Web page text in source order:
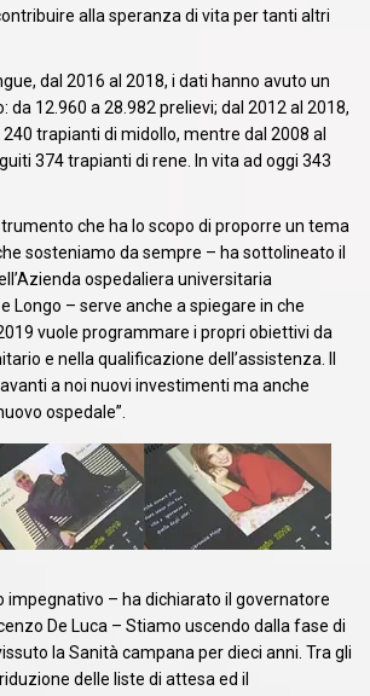
alla speranza di vita per tanti altri
dal 2016 al 2018, i dati hanno avuto un
da 12.960 a 28.982 prelievi; dal 2012 al 2018,
trapianti di midollo, mentre dal 2008 al
374 trapianti di rene. In vita ad oggi 343
che ha lo scopo di proporre un tema
sosteniamo da sempre – ha sottolineato il
ospedaliera universitaria
Longo – serve anche a spiegare in che
vuole programmare i propri obiettivi da
e nella qualificazione dell’assistenza. Il
a noi nuovi investimenti ma anche
ospedale”.
impegnativo – ha dichiarato il governatore
De Luca – Stiamo uscendo dalla fase di
la Sanità campana per dieci anni. Tra gli
delle liste di attesa ed il